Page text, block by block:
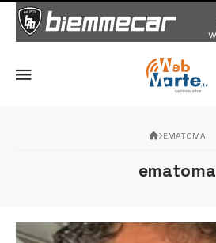
EMATOMA
ematoma